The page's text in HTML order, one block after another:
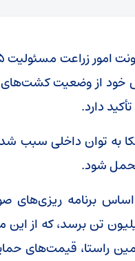
خود از وضعیت
دارد.
به توان داخلی
شود.
اساس برنامه ریزی‌های
راستا، قیمت‌های